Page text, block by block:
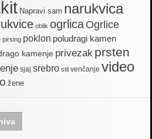
Napravi sam narukvica
oblik ogrlicaOgrlice
pirsing poklon poludragi kamen
kamenje privezak prsten
sjaj srebro stil venčanje video
žene